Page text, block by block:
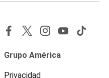
Grupo América
Privacidad